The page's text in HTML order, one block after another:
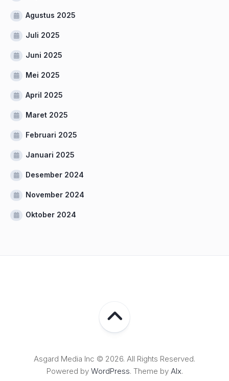
Agustus 2025
Juli 2025
Juni 2025
Mei 2025
April 2025
Maret 2025
Februari 2025
Januari 2025
Desember 2024
November 2024
Oktober 2024
Asgard Media Inc © 2026. All Rights Reserved.
Powered by WordPress. Theme by Alx.